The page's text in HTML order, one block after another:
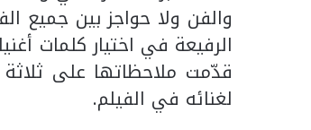
والفن ولا حواجز بين جميع
قدّمت ملاحظاتها على
لغنائه في الفيلم.